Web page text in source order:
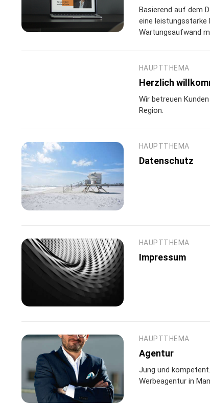
Basierend auf dem
eine leistungsstarke
Wartungsaufwand
HAUPTTHEMA
Herzlich
Wir betreuen
Region.
HAUPTTHEMA
Datenschutz
HAUPTTHEMA
Impressum
HAUPTTHEMA
Agentur
Jung und
Werbeagentur in